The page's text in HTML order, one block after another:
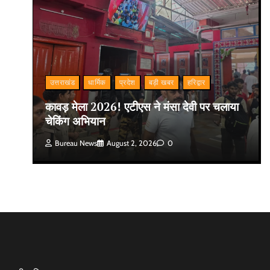
उत्तराखंड धार्मिक प्रदेश बड़ी खबर हरिद्वार
कावड़ मेला 2026! एटीएस ने मंसा देवी पर चलाया
चेकिंग अभियान
Bureau News August 2, 2026 0